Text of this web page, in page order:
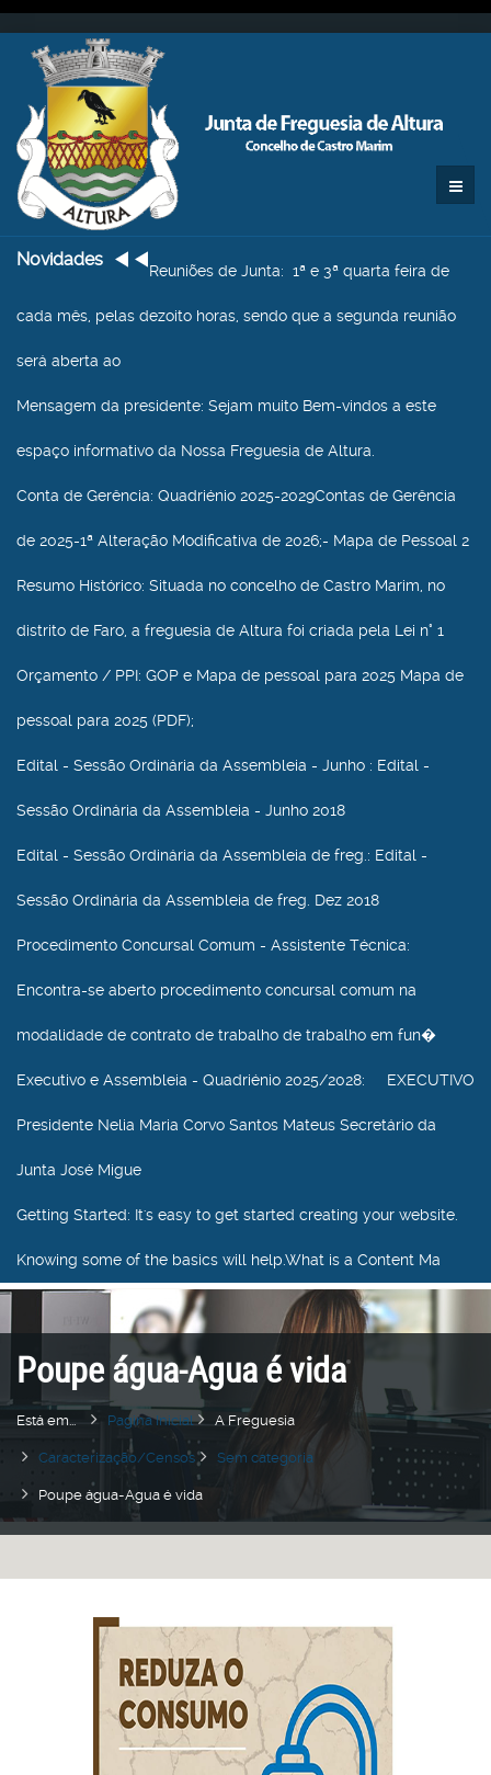
Novidades
Reuniões de Junta: 1ª e 3ª quarta feira de
cada mês, pelas dezoito horas, sendo que a segunda reunião
será aberta ao
Mensagem da presidente: Sejam muito Bem-vindos a este
espaço informativo da Nossa Freguesia de Altura.
Conta de Gerência: Quadriénio 2025-2029Contas de Gerência
de 2025-1ª Alteração Modificativa de 2026;- Mapa de Pessoal 2
Resumo Histórico: Situada no concelho de Castro Marim, no
distrito de Faro, a freguesia de Altura foi criada pela Lei n° 1
Orçamento / PPI: GOP e Mapa de pessoal para 2025 Mapa de
pessoal para 2025 (PDF);
Edital - Sessão Ordinária da Assembleia - Junho : Edital -
Sessão Ordinária da Assembleia - Junho 2018
Edital - Sessão Ordinária da Assembleia de freg. : Edital -
Sessão Ordinária da Assembleia de freg. Dez 2018
Procedimento Concursal Comum - Assistente Técnica:
Encontra-se aberto procedimento concursal comum na
modalidade de contrato de trabalho de trabalho em fun�
Executivo e Assembleia - Quadriénio 2025/2028: EXECUTIVO
Presidente Nelia Maria Corvo Santos Mateus Secretário da
Junta José Migue
Getting Started: It's easy to get started creating your website.
Knowing some of the basics will help.What is a Content Ma
Poupe água-Agua é vida
Está em... Pagina Inicial A Freguesia
Caracterização/Censos Sem categoria
Poupe água-Agua é vida